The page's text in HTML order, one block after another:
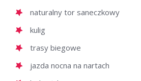
naturalny tor saneczkowy
kulig
trasy biegowe
jazda nocna na nartach